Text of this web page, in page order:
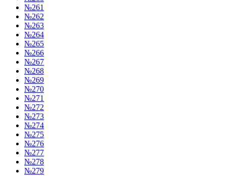
№261
№262
№263
№264
№265
№266
№267
№268
№269
№270
№271
№272
№273
№274
№275
№276
№277
№278
№279